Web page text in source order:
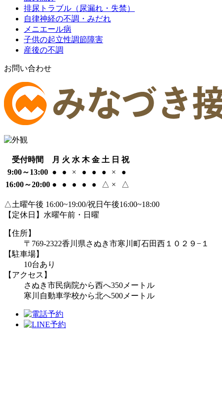
排尿トラブル（尿漏れ・失禁）
自律神経の不調・みだれ
メニエール病
子供の起立性調節障害
産後の不調
お問い合わせ
受付時間 月 火 水 木 金 土 日 祝
9:00～13:00 ● ● × ● ● ● ×
●
16:00～20:00 ● ● ● ● ● △ × △
△土曜午後 16:00~19:00/祝日午後16:00~18:00
【定休日】水曜午前・日曜
【住所】
〒769-2322香川県さぬき市寒川町石田西１０２９−１
【駐車場】
10台あり
【アクセス】
さぬき市民病院から西へ350メートル
寒川自動車学校から北へ500メートル